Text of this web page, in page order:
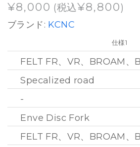
¥8,000 (税込¥8,800)
ブランド: KCNC
仕様1
FELT FR、VR、BROAM、
Specalized road
-
Enve Disc Fork
FELT FR、VR、BROAM、